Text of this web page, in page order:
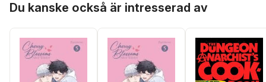
Du kanske också är intresserad av